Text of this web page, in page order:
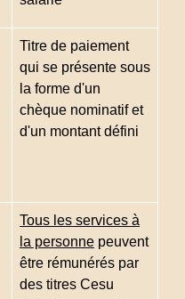
Titre de paiement
qui se présente sous
la forme d'un
chèque nominatif et
d'un montant défini
Tous les services à
la personne peuvent
être rémunérés par
des titres Cesu